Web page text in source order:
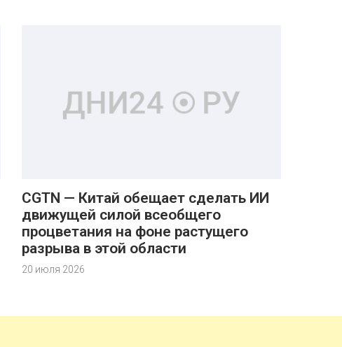
CGTN — Китай обещает сделать ИИ
движущей силой всеобщего
процветания на фоне растущего
разрыва в этой области
20 июля 2026